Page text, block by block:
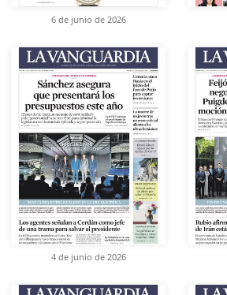
6 de junio de 2026
4 de junio de 2026